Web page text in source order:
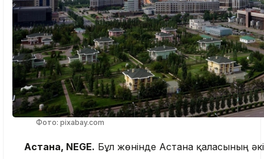
Фото: pixabay.com
Астана, NEGE. Бұл жөнінде Астана қаласының